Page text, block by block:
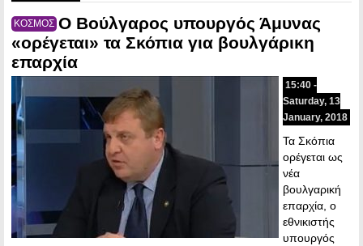
ΚΟΣΜΟΣ Ο Βούλγαρος υπουργός Άμυνας
«ορέγεται» τα Σκόπια για βουλγάρικη
επαρχία
15:40 -
Saturday, 13
January, 2018
Τα Σκόπια
ορέγεται ως
νέα
βουλγαρική
επαρχία, ο
εθνικιστής
υπουργός